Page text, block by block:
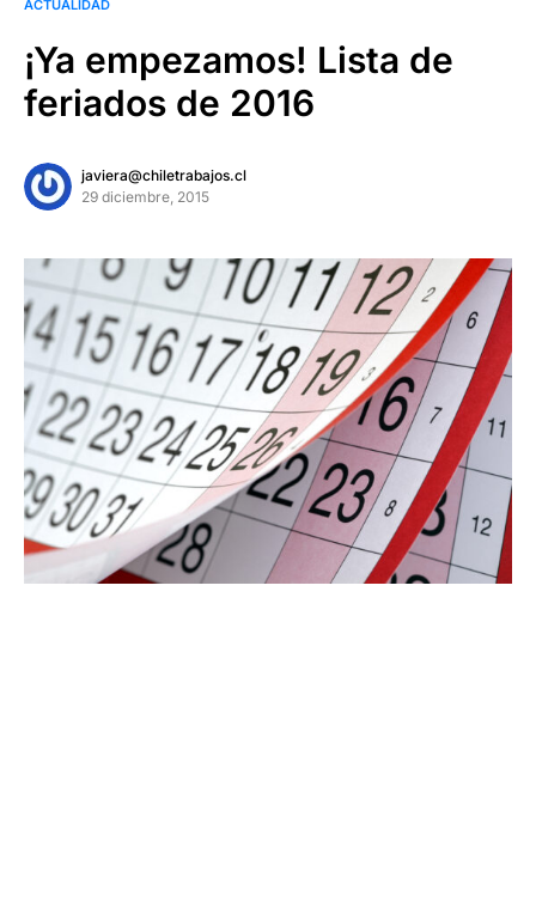
ACTUALIDAD
¡Ya empezamos! Lista de
feriados de 2016
javiera@chiletrabajos.cl
29 diciembre, 2015